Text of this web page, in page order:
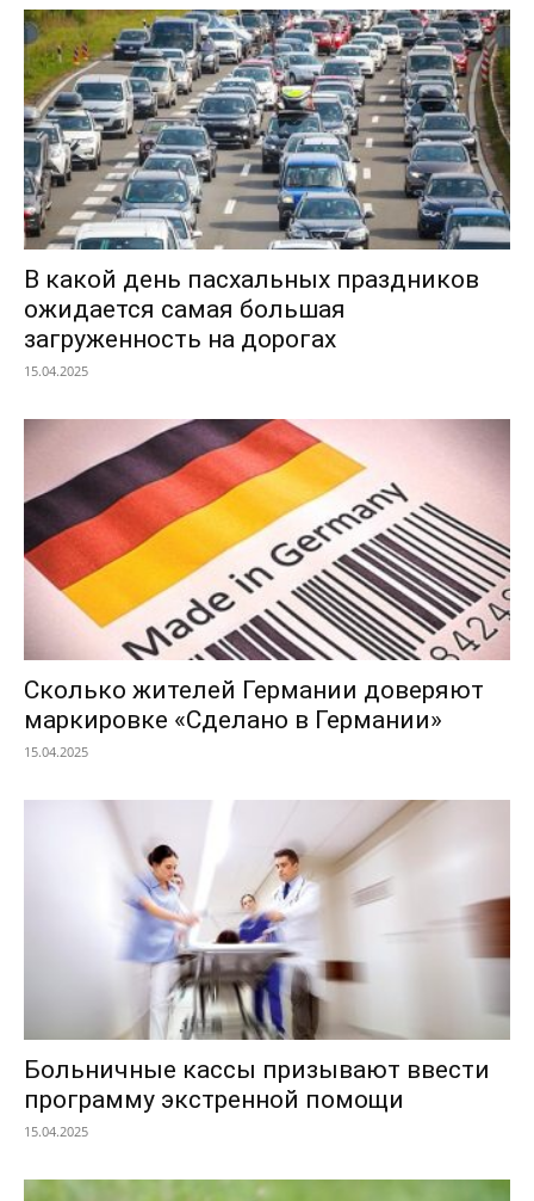
В какой день пасхальных праздников
ожидается самая большая
загруженность на дорогах
15.04.2025
Сколько жителей Германии доверяют
маркировке «Сделано в Германии»
15.04.2025
Больничные кассы призывают ввести
программу экстренной помощи
15.04.2025